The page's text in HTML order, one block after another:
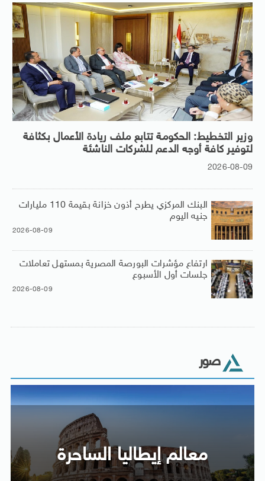
وزير التخطيط: الحكومة تتابع ملف ريادة الأعمال بكثافة
لتوفير كافة أوجه الدعم للشركات الناشئة
2026-08-09
البنك المركزي يطرح أذون خزانة بقيمة 110 مليارات
جنيه اليوم
2026-08-09
ارتفاع مؤشرات البورصة المصرية بمستهل تعاملات
جلسات أول الأسبوع
2026-08-09
صور
معالم إيطاليا الساحرة